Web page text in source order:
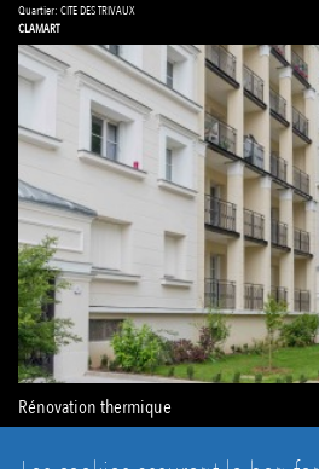
Quartier: CITE DES TRIVAUX
CLAMART
Rénovation thermique